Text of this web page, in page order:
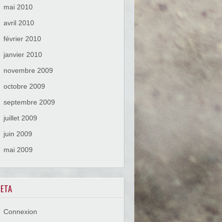
mai 2010
avril 2010
février 2010
janvier 2010
novembre 2009
octobre 2009
septembre 2009
juillet 2009
juin 2009
mai 2009
Connexion